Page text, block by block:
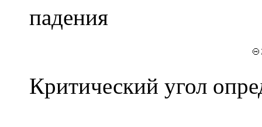
падения
Критический угол